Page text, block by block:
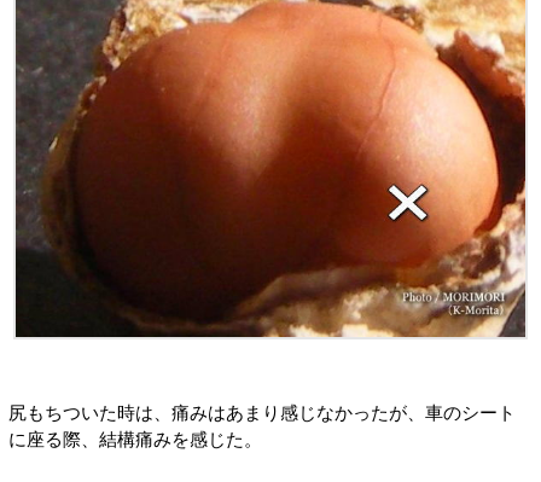
尻もちついた時は、痛みはあまり感じなかったが、車のシート
に座る際、結構痛みを感じた。